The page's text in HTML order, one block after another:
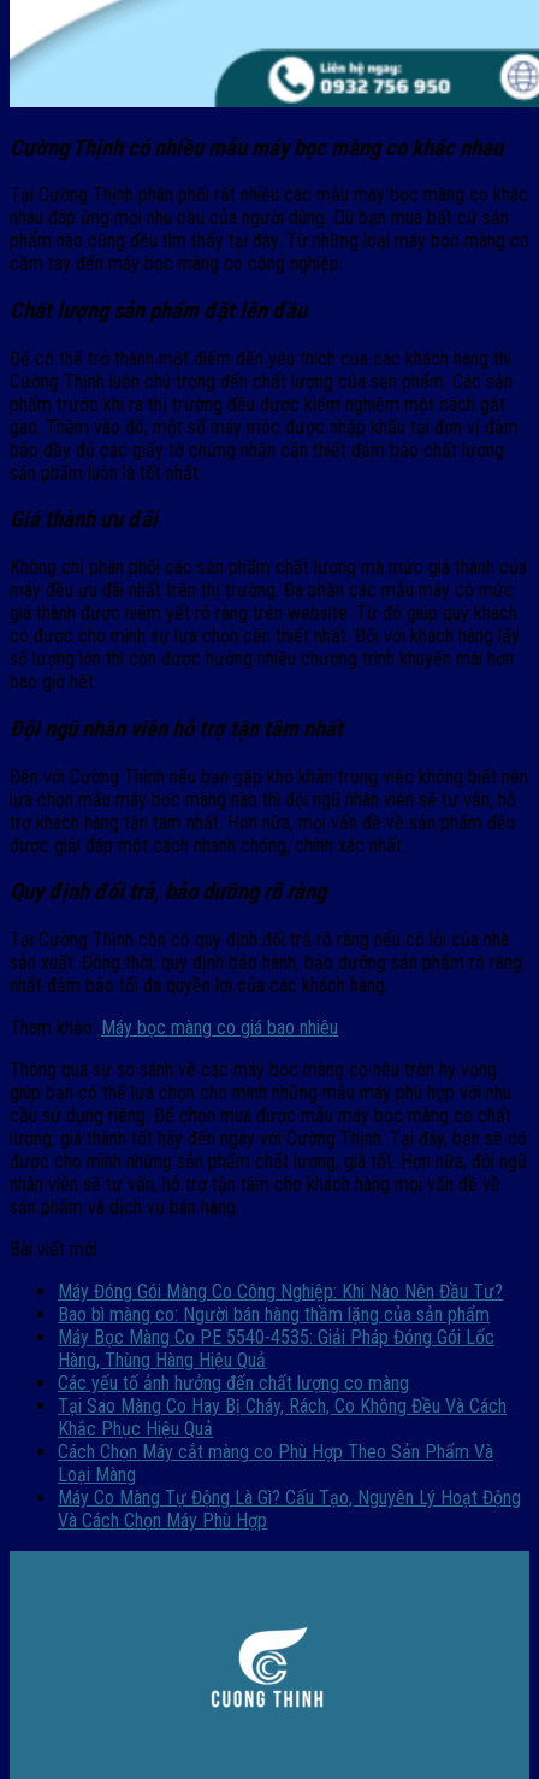
Cường Thịnh có nhiều mẫu máy bọc màng co khác nhau
Tại Cường Thịnh phân phối rất nhiều các mẫu máy bọc màng co khác
nhau đáp ứng mọi nhu cầu của người dùng. Dù bạn mua bất cứ sản
phẩm nào cũng đều tìm thấy tại đây. Từ những loại máy bọc màng co
cầm tay đến máy bọc màng co công nghiệp.
Chất lượng sản phẩm đặt lên đầu
Để có thể trở thành một điểm đến yêu thích của các khách hàng thì
Cường Thịnh luôn chú trọng đến chất lượng của sản phẩm. Các sản
phẩm trước khi ra thị trường đều được kiểm nghiệm một cách gắt
gao. Thêm vào đó, một số máy móc được nhập khẩu tại đơn vị đảm
bảo đầy đủ các giấy tờ chứng nhận cần thiết đảm bảo chất lượng
sản phẩm luôn là tốt nhất.
Giá thành ưu đãi
Không chỉ phân phối các sản phẩm chất lượng mà mức giá thành của
máy đều ưu đãi nhất trên thị trường. Đa phần các mẫu máy có mức
giá thành được niêm yết rõ ràng trên website. Từ đó giúp quý khách
có được cho mình sự lựa chọn cần thiết nhất. Đối với khách hàng lấy
số lượng lớn thì còn được hưởng nhiều chương trình khuyến mãi hơn
bao giờ hết.
Đội ngũ nhân viên hỗ trợ tận tâm nhất
Đến với Cường Thịnh nếu bạn gặp khó khăn trong việc không biết nên
lựa chọn mẫu máy bọc màng nào thì đội ngũ nhân viên sẽ tư vấn, hỗ
trợ khách hàng tận tâm nhất. Hơn nữa, mọi vấn đề về sản phẩm đều
được giải đáp một cách nhanh chóng, chính xác nhất.
Quy định đổi trả, bảo dưỡng rõ ràng
Tại Cường Thịnh còn có quy định đổi trả rõ ràng nếu có lỗi của nhà
sản xuất. Đồng thời, quy định bảo hành, bảo dưỡng sản phẩm rõ ràng
nhất đảm bảo tối đa quyền lợi của các khách hàng.
Tham khảo: Máy bọc màng co giá bao nhiêu
Thông qua sự so sánh về các máy bọc màng co nêu trên hy vọng
giúp bạn có thể lựa chọn cho mình những mẫu máy phù hợp với nhu
cầu sử dụng riêng. Để chọn mua được mẫu máy bọc màng co chất
lượng, giá thành tốt hãy đến ngay với Cường Thịnh. Tại đây, bạn sẽ có
được cho mình những sản phẩm chất lượng, giá tốt. Hơn nữa, đội ngũ
nhân viên sẽ tư vấn, hỗ trợ tận tâm cho khách hàng mọi vấn đề về
sản phẩm và dịch vụ bán hàng.
Bài viết mới
Máy Đóng Gói Màng Co Công Nghiệp: Khi Nào Nên Đầu Tư?
Bao bì màng co: Người bán hàng thầm lặng của sản phẩm
Máy Bọc Màng Co PE 5540-4535: Giải Pháp Đóng Gói Lốc
Hàng, Thùng Hàng Hiệu Quả
Các yếu tố ảnh hưởng đến chất lượng co màng
Tại Sao Màng Co Hay Bị Cháy, Rách, Co Không Đều Và Cách
Khắc Phục Hiệu Quả
Cách Chọn Máy cắt màng co Phù Hợp Theo Sản Phẩm Và
Loại Màng
Máy Co Màng Tự Động Là Gì? Cấu Tạo, Nguyên Lý Hoạt Động
Và Cách Chọn Máy Phù Hợp